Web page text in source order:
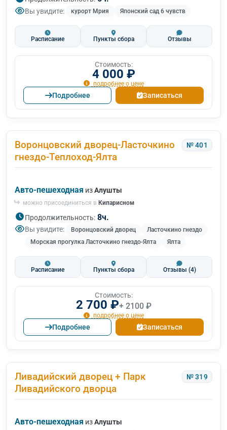
Вы увидите: курорт Мрия Японский сад 6 чувств
Расписание Пункты сбора Отзывы
Стоимость:
4 000 ₽
подробнее о цене
Подробнее Записаться
Воронцовский дворец-Ласточкино
гнездо-Теплоход-Ялта
№ 401
Авто-пешеходная изАлушты
можно присоединиться в Кипарисном
Продолжительность: 8ч.
Вы увидите: Воронцовский дворец
Ласточкино гнездо
Морская прогулка Ласточкино гнездо-Ялта
Ялта
Расписание Пункты сбора Отзывы (4)
Стоимость:
2 700 ₽+ 2100 ₽
подробнее о цене
Подробнее Записаться
Ливадийский дворец + Парк
Ливадийского дворца
№ 319
Авто-пешеходная изАлушты